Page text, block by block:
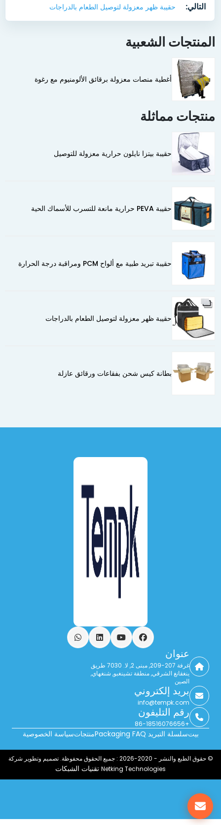
التالي: حقيبة ظهر معزولة لتوصيل الطعام بالدراجات
المنتجات الشعبية
أغطية منصات معزولة برقائق الألومنيوم مع رغوة
منتجات مماثلة
حقيبة بيتزا نايلون حرارية معزولة للتوصيل
حقيبة PEVA حرارية مانعة للتسرب للأسماك الحية
حقيبة تبريد طبية مع ألواح PCM ومراقبة درجة الحرارة
حقيبة ظهر معزولة لتوصيل الطعام بالدراجات
بطانة كيس شحن بفقاعات ورقائق عازلة
فيسبوكيوتيوب ينكدين واتساب
عنوان
غرفة 207-209, مبنى 2, لا. 7030 طريق
ينغقانغ الشرقي, منطقة تشينغبو, شنغهاي,
الصين
بريد إلكتروني
info@tempk.com
رقم التليفون
+86-18516076656
بيتسلسلة التبريد Packaging FAQ منتجاتسياسة الخصوصية
© حقوق الطبع والنشر - 2020-2026 : جميع الحقوق محفوظة. تصميم وتطوير شركة
Netking Technologies تقنيات الشبكات